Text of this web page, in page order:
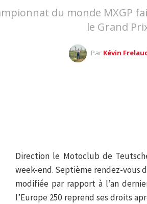
du monde MXGP
le Grand
Par Kévin
Direction le Motoclub de
week-end. Septième rendez-vous
modifiée par rapport à l’an
l’Europe 250 reprend ses droits